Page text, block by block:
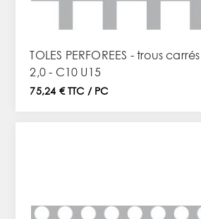
TOLES PERFOREES - trous carrés - 2000 x 1000 x
2,0 - C10 U15
75,24 € TTC / PC